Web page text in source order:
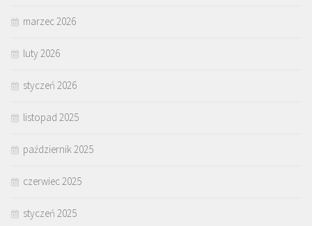
marzec 2026
luty 2026
styczeń 2026
listopad 2025
październik 2025
czerwiec 2025
styczeń 2025